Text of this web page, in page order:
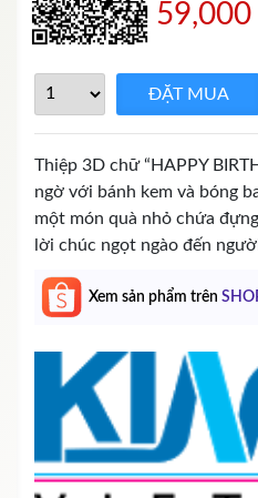
59,000
Thiệp 3D chữ “HAPPY
ngờ với bánh kem và bóng
một món quà nhỏ chứa
lời chúc ngọt ngào đến
Xem sản phẩm trên